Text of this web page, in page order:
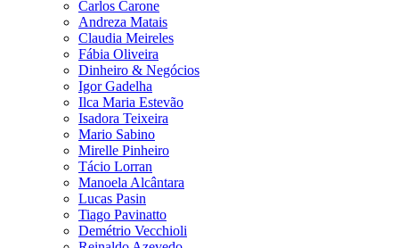
Carlos Carone
Andreza Matais
Claudia Meireles
Fábia Oliveira
Dinheiro & Negócios
Igor Gadelha
Ilca Maria Estevão
Isadora Teixeira
Mario Sabino
Mirelle Pinheiro
Tácio Lorran
Manoela Alcântara
Lucas Pasin
Tiago Pavinatto
Demétrio Vecchioli